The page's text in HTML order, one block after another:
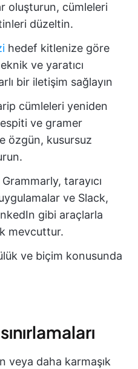
oluşturun, cümleleri
düzeltin.
hedef kitlenize göre
ve yaratıcı
bir iletişim sağlayın
cümleleri yeniden
ve gramer
özgün, kusursuz
tarayıcı
ve Slack,
gibi araçlarla
mevcuttur.
ve biçim konusunda
veya daha karmaşık